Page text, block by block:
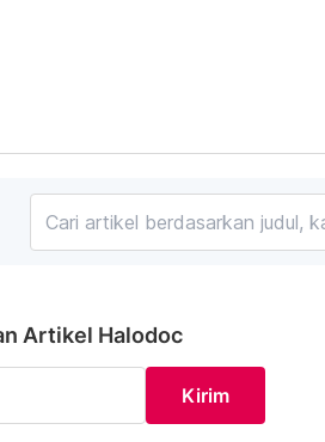
Artikel Halodoc
Kirim